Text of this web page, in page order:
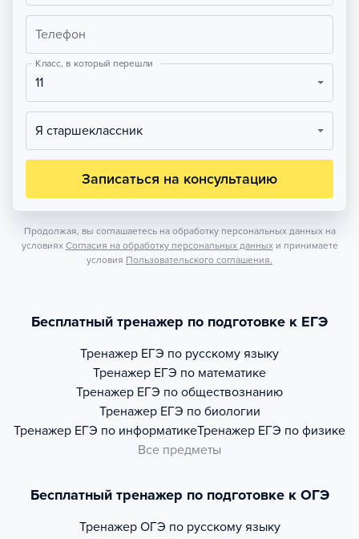
Телефон
Класс, в который перешли
11
Я старшеклассник
Записаться на консультацию
Продолжая, вы соглашаетесь на обработку персональных данных на
условиях Согласия на обработку персональных данных и принимаете
условия Пользовательского соглашения.
Бесплатный тренажер по подготовке к ЕГЭ
Тренажер ЕГЭ по русскому языку
Тренажер ЕГЭ по математике
Тренажер ЕГЭ по обществознанию
Тренажер ЕГЭ по биологии
Тренажер ЕГЭ по информатикеТренажер ЕГЭ по физике
Все предметы
Бесплатный тренажер по подготовке к ОГЭ
Тренажер ОГЭ по русскому языку